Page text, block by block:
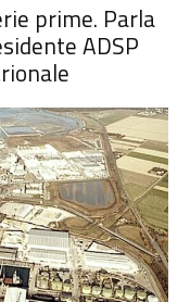
prime. Parla
ADSP